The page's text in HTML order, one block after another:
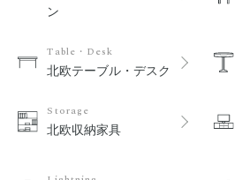
ン
Table・Desk
北欧テーブル・デスク
Storage
北欧収納家具